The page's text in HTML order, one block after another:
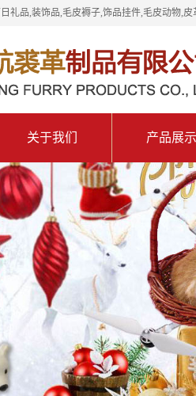
礼品,装饰品,毛皮褥子,饰品挂件,毛皮动物,
关于我们 产品展示